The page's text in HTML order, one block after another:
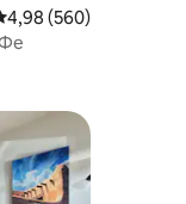
оцінка: 4,98 з
4,98 (560)